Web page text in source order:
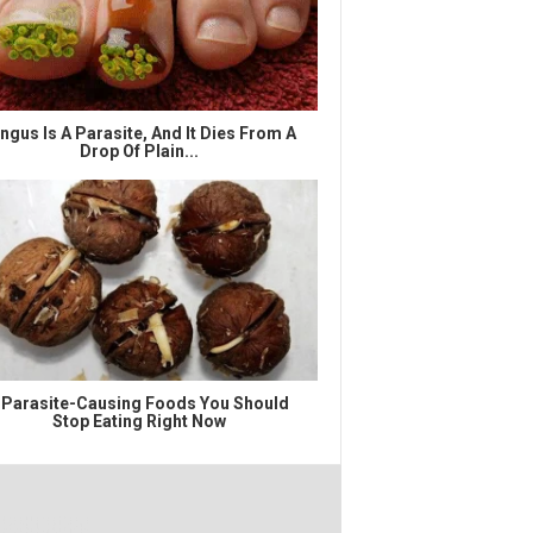
Is A Parasite, And It Dies From A
Drop Of Plain...
Causing Foods You Should
Stop Eating Right Now